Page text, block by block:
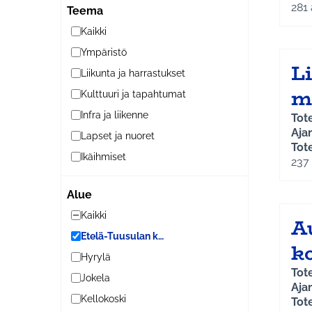
Teema
Kaikki
Ympäristö
Liikunta ja harrastukset
Kulttuuri ja tapahtumat
Infra ja liikenne
Lapset ja nuoret
Ikäihmiset
Alue
Kaikki
Etelä-Tuusulan kylät
Hyrylä
Jokela
Kellokoski
281
237